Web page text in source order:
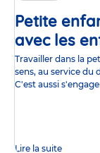
Petite
avec les
Travailler dans la
sens, au service
C'est aussi
Lire la suite